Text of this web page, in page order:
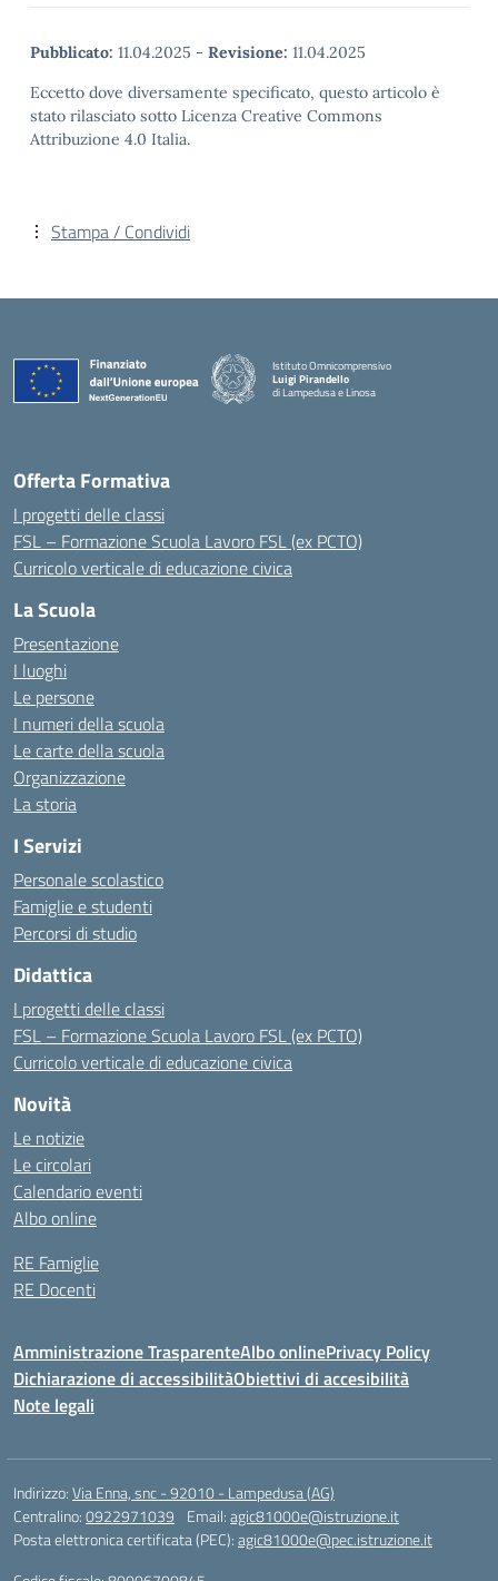
Pubblicato: 11.04.2025 - Revisione: 11.04.2025
Eccetto dove diversamente specificato, questo articolo è
stato rilasciato sotto Licenza Creative Commons
Attribuzione 4.0 Italia.
Stampa / Condividi
Istituto Omnicomprensivo
Luigi Pirandello
di Lampedusa e Linosa
Offerta Formativa
I progetti delle classi
FSL – Formazione Scuola Lavoro FSL (ex PCTO)
Curricolo verticale di educazione civica
La Scuola
Presentazione
I luoghi
Le persone
I numeri della scuola
Le carte della scuola
Organizzazione
La storia
I Servizi
Personale scolastico
Famiglie e studenti
Percorsi di studio
Didattica
I progetti delle classi
FSL – Formazione Scuola Lavoro FSL (ex PCTO)
Curricolo verticale di educazione civica
Novità
Le notizie
Le circolari
Calendario eventi
Albo online
RE Famiglie
RE Docenti
Amministrazione TrasparenteAlbo onlinePrivacy Policy
Dichiarazione di accessibilitàObiettivi di accesibilità
Note legali
Indirizzo:Via Enna, snc - 92010 - Lampedusa (AG)
Centralino:0922971039 Email:agic81000e@istruzione.it
Posta elettronica certificata (PEC):agic81000e@pec.istruzione.it